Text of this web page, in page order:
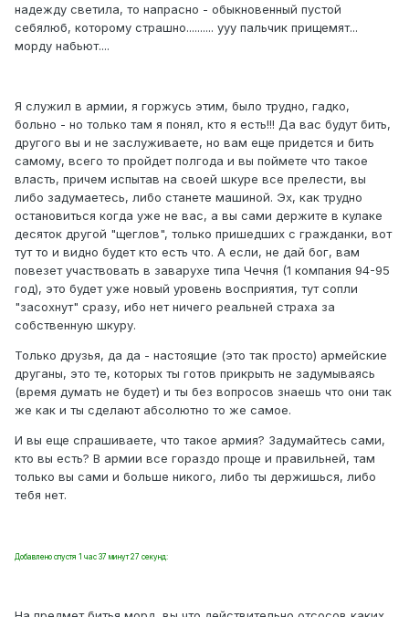
надежду светила, то напрасно - обыкновенный пустой
себялюб, которому страшно.......... ууу пальчик прищемят...
морду набьют....
Я служил в армии, я горжусь этим, было трудно, гадко,
больно - но только там я понял, кто я есть!!! Да вас будут бить,
другого вы и не заслуживаете, но вам еще придется и бить
самому, всего то пройдет полгода и вы поймете что такое
власть, причем испытав на своей шкуре все прелести, вы
либо задумаетесь, либо станете машиной. Эх, как трудно
остановиться когда уже не вас, а вы сами держите в кулаке
десяток другой "щеглов", только пришедших с гражданки, вот
тут то и видно будет кто есть что. А если, не дай бог, вам
повезет участвовать в заварухе типа Чечня (1 компания 94-95
год), это будет уже новый уровень восприятия, тут сопли
"засохнут" сразу, ибо нет ничего реальней страха за
собственную шкуру.
Только друзья, да да - настоящие (это так просто) армейские
друганы, это те, которых ты готов прикрыть не задумываясь
(время думать не будет) и ты без вопросов знаешь что они так
же как и ты сделают абсолютно то же самое.
И вы еще спрашиваете, что такое армия? Задумайтесь сами,
кто вы есть? В армии все гораздо проще и правильней, там
только вы сами и больше никого, либо ты держишься, либо
тебя нет.
Добавлено спустя 1 час 37 минут 27 секунд: